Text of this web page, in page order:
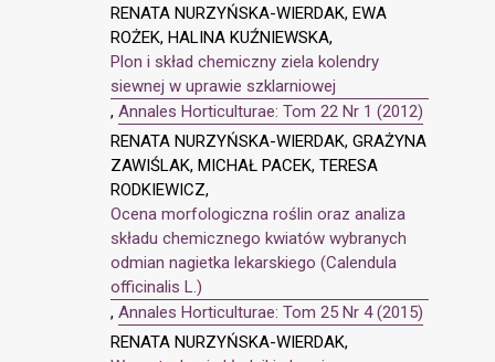
RENATA NURZYŃSKA-WIERDAK, EWA
ROŻEK, HALINA KUŹNIEWSKA,
Plon i skład chemiczny ziela kolendry
siewnej w uprawie szklarniowej
, Annales Horticulturae: Tom 22 Nr 1 (2012)
RENATA NURZYŃSKA-WIERDAK, GRAŻYNA
ZAWIŚLAK, MICHAŁ PACEK, TERESA
RODKIEWICZ,
Ocena morfologiczna roślin oraz analiza
składu chemicznego kwiatów wybranych
odmian nagietka lekarskiego (Calendula
officinalis L.)
, Annales Horticulturae: Tom 25 Nr 4 (2015)
RENATA NURZYŃSKA-WIERDAK,